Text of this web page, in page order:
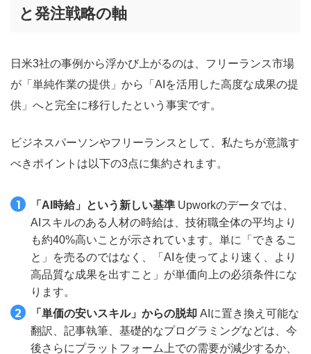
と発注戦略の軸
日米3社の事例から浮かび上がるのは、フリーランス市場
が「単純作業の提供」から「AIを活用した高度な成果の提
供」へと完全に移行したという事実です。
ビジネスパーソンやフリーランスとして、私たちが意識す
べきポイントは以下の3点に集約されます。
「AI時給」という新しい基準 Upworkのデータでは、
AIスキルのある人材の時給は、技術職全体の平均より
も約40%高いことが示されています。単に「できるこ
と」を売るのではなく、「AIを使ってより速く、より
高品質な成果を出すこと」が単価向上の必須条件にな
ります。
「単価の安いスキル」からの脱却 AIに置き換え可能な
翻訳、記事執筆、基礎的なプログラミングなどは、今
後さらにプラットフォーム上での需要が減少するか、